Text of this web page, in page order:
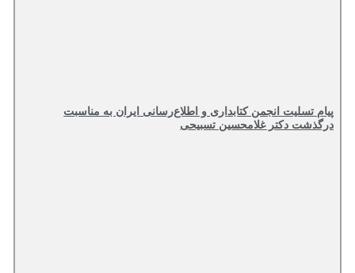
پیام تسلیت انجمن کتابداری و اطلاع‌رسانی ایران به مناسبت
درگذشت دکتر غلامحسین تسبیحی